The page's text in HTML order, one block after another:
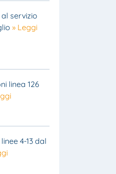
servizio
» Leggi
linea 126
4-13 dal